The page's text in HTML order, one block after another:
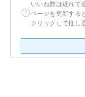
いいね数は遅れて
ページを更新する
クリックして推し